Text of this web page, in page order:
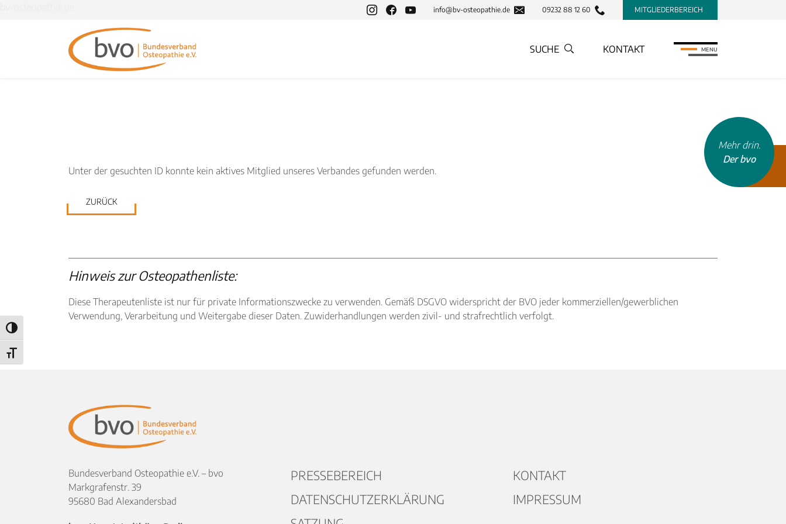
Umschalten auf hohe Kontraste
Schrift vergrößern
info@bv-osteopathie.de 09232 88 12 60 MITGLIEDERBEREICH
SUCHE KONTAKT MENU
Unter der gesuchten ID konnte kein aktives Mitglied unseres Verbandes gefunden werden.
ZURÜCK
Hinweis zur Osteopathenliste:
Diese Therapeutenliste ist nur für private Informationszwecke zu verwenden. Gemäß DSGVO widerspricht der BVO jeder kommerziellen/gewerblichen
Verwendung, Verarbeitung und Weitergabe dieser Daten. Zuwiderhandlungen werden zivil- und strafrechtlich verfolgt.
Mehr drin.
Der bvo
Bundesverband Osteopathie e.V. – bvo
Markgrafenstr. 39
95680 Bad Alexandersbad
PRESSEBEREICH
KONTAKT
DATENSCHUTZERKLÄRUNG
IMPRESSUM
Inhaltsseiten